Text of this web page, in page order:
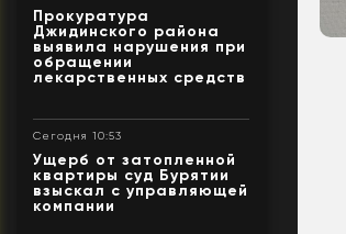
Прокуратура
Джидинского района
выявила нарушения при
обращении
лекарственных средств
Сегодня 10:53
Ущерб от затопленной
квартиры суд Бурятии
взыскал с управляющей
компании